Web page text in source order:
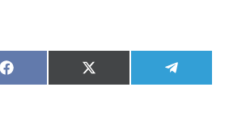
Share
on
Facebook
Share
on
X
(Twitter)
Share
on